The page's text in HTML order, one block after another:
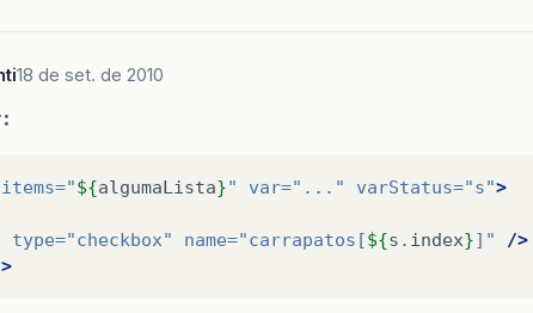
18 de set. de 2010
items="${algumaLista}" var="..." varStatus="s">
type="checkbox" name="carrapatos[${s . index}]"
/>